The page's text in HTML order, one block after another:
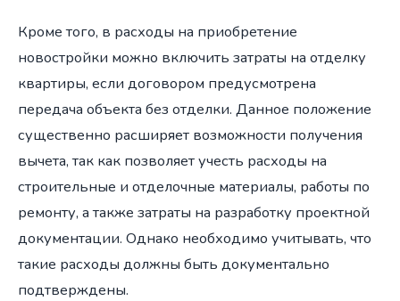
Кроме того, в расходы на приобретение
новостройки можно включить затраты на отделку
квартиры, если договором предусмотрена
передача объекта без отделки. Данное положение
существенно расширяет возможности получения
вычета, так как позволяет учесть расходы на
строительные и отделочные материалы, работы по
ремонту, а также затраты на разработку проектной
документации. Однако необходимо учитывать, что
такие расходы должны быть документально
подтверждены.